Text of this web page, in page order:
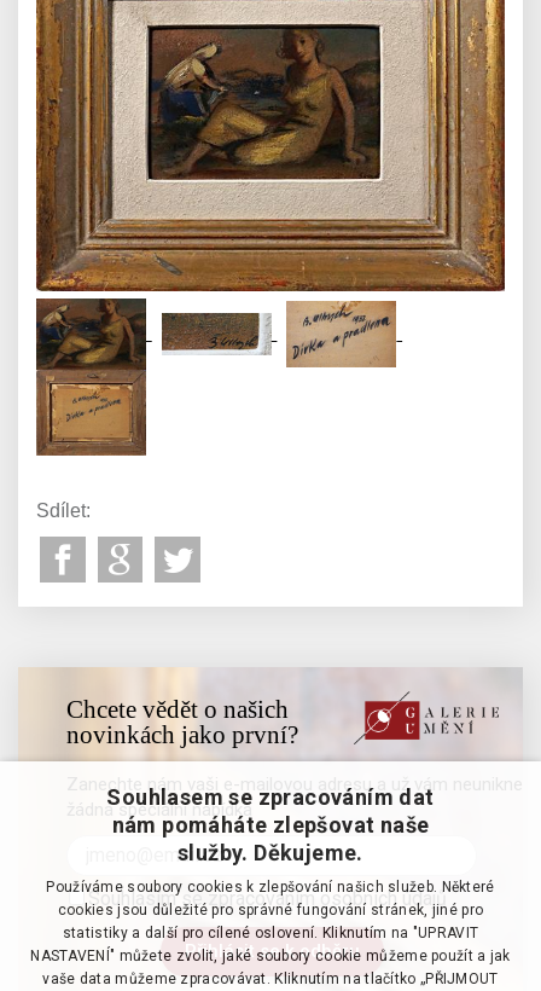
Sdílet:
Chcete vědět o našich
novinkách jako první?
Zanechte nám vaši e-mailovou adresu a už vám neunikne
žádná speciální nabídka
Souhlasím se zpracováním osobních údajů
Souhlasem se zpracováním dat
nám pomáháte zlepšovat naše
služby. Děkujeme.
Používáme soubory cookies k zlepšování našich služeb. Některé
cookies jsou důležité pro správné fungování stránek, jiné pro
statistiky a další pro cílené oslovení. Kliknutím na "UPRAVIT
NASTAVENÍ" můžete zvolit, jaké soubory cookie můžeme použít a jak
vaše data můžeme zpracovávat. Kliknutím na tlačítko „PŘIJMOUT